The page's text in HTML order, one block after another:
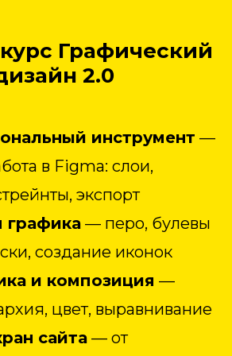
Графический
2.0
инструмент —
в Figma: слои,
экспорт
графика — перо, булевы
создание иконок
и композиция —
цвет, выравнивание
сайта — от